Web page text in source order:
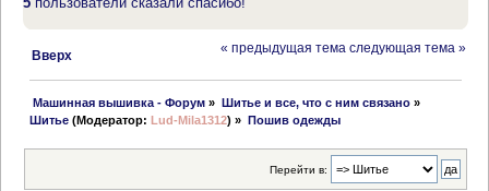
Вверх
« предыдущая тема следующая тема »
Машинная вышивка - Форум » Шитье и все, что с ним связано»
Шитье (Модератор:Lud-Mila1312) » Пошив одежды
Перейти в: